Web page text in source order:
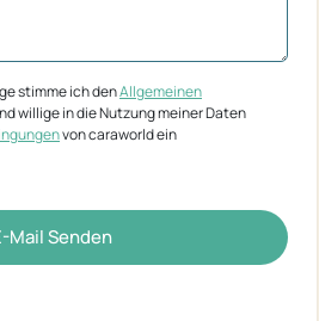
stimme ich denAllgemeinen
willige in die Nutzung meiner Daten
von caraworld ein
Mail Senden